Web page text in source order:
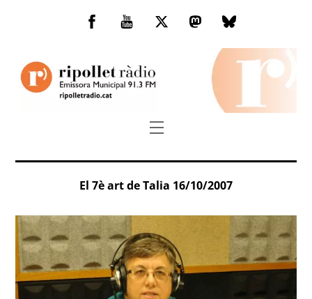
Facebook
You
TwitterMastodonBluesky
Menu
El 7è art de Talia 16/10/2007